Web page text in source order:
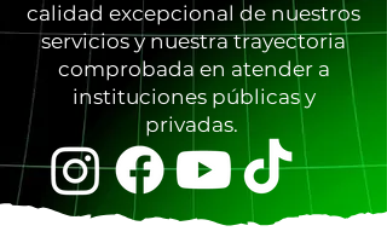
calidad excepcional de nuestros
servicios y nuestra trayectoria
comprobada en atender a
instituciones públicas y
privadas.